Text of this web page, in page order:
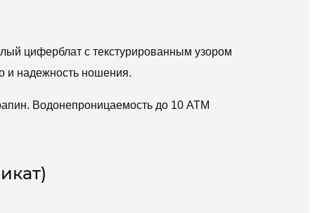
циферблат с текстурированным узором
и надежность ношения.
Водонепроницаемость до 10 АТМ